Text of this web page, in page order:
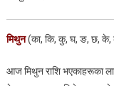
मिथुन(का, कि, कु, घ, ङ, छ, के,
आज मिथुन राशि भएकाहरूका